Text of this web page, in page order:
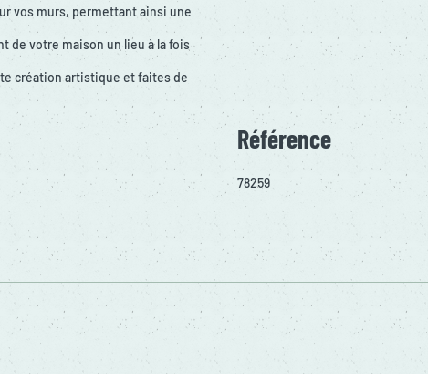
vos murs, permettant ainsi une
de votre maison un lieu à la fois
création artistique et faites de
Référence
78259